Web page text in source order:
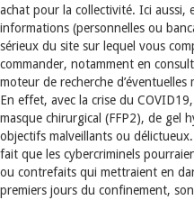
achat pour la collectivité. Ici aussi,
informations (personnelles ou
sérieux du site sur lequel vous
commander, notamment en
moteur de recherche d’éventuelles
En effet, avec la crise du
masque chirurgical (FFP2), de gel
objectifs malveillants ou
fait que les cybercriminels
ou contrefaits qui mettraient en
premiers jours du confinement,